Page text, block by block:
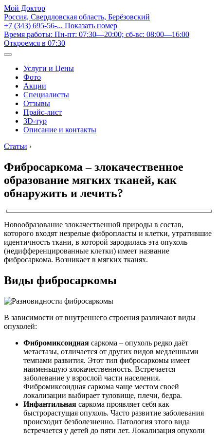
Мой Доктор
Россия, Свердловская область, Берёзовский
+7 (343) 695-56-... Показать номер
Время работы: Пн-пт: 07:30—20:00; сб-вс: 08:00—16:00
Откроемся в 07:30
Услуги и Цены
Фото
Акции
Специалисты
Отзывы
Прайс-лист
3D-тур
Описание и контакты
Статьи ›
Фибросаркома – злокачественное
образование мягких тканей, как
обнаружить и лечить?
Новообразование злокачественной природы в состав,
которого входят незрелые фибропласты и клетки, утратившие
идентичность ткани, в которой зародилась эта опухоль
(недифференцированные клетки) имеет название
фибросаркома. Возникает в мягких тканях.
Виды фибросаркомы
В зависимости от внутреннего строения различают виды
опухолей:
Фибромиксоидная саркома – опухоль редко даёт
метастазы, отличается от других видов медленными
темпами развития. Этот тип фибросаркомы имеет
наименьшую злокачественность. Встречается
заболевание у взрослой части населения.
Фибромиксоидная саркома чаще местом своей
локализации выбирает туловище, плечи, бедра.
Инфантильная саркома проявляет себя как
быстрорастущая опухоль. Часто развитие заболевания
происходит безболезненно. Патология этого вида
встречается у детей до пяти лет. Локализация опухоли